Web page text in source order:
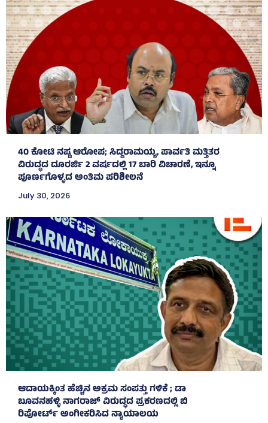
40 ಕೋಟಿ ನಷ್ಟ ಆರೋಪ; ಸಿದ್ದರಾಮಯ್ಯ, ಪಾರ್ವತಿ ಮತ್ತಿತರ
ವಿರುದ್ಧದ ದೂರರ್ಜಿ 2 ವರ್ಷದಲ್ಲಿ 17 ಬಾರಿ ವಿಚಾರಣೆ, ಇನ್ನೂ
ಪೂರ್ಣಗೊಳ್ಳದ ಅಂತಿಮ ಪರಿಶೀಲನೆ
July 30, 2026
ಆದಾಯಕ್ಕಿಂತ ಹೆಚ್ಚಿನ ಅಕ್ರಮ ಸಂಪತ್ತು ಗಳಿಕೆ ; ಡಾ
ಬೂವನಹಳ್ಳಿ ನಾಗರಾಜ್ ವಿರುದ್ಧದ ಪ್ರಕರಣದಲ್ಲಿ ಬಿ
ರಿಪೋರ್ಟ್‌ ಅಂಗೀಕರಿಸಿದ ನ್ಯಾಯಾಲಯ